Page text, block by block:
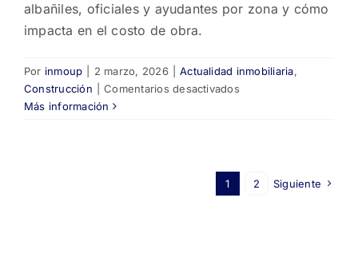
albañiles, oficiales y ayudantes por zona y cómo
impacta en el costo de obra.
Por inmoup 2 marzo, 2026 Actualidad inmobiliaria,
Construcción
Comentarios desactivadosen
cuánto
cobran
Más información
1 2 Siguiente